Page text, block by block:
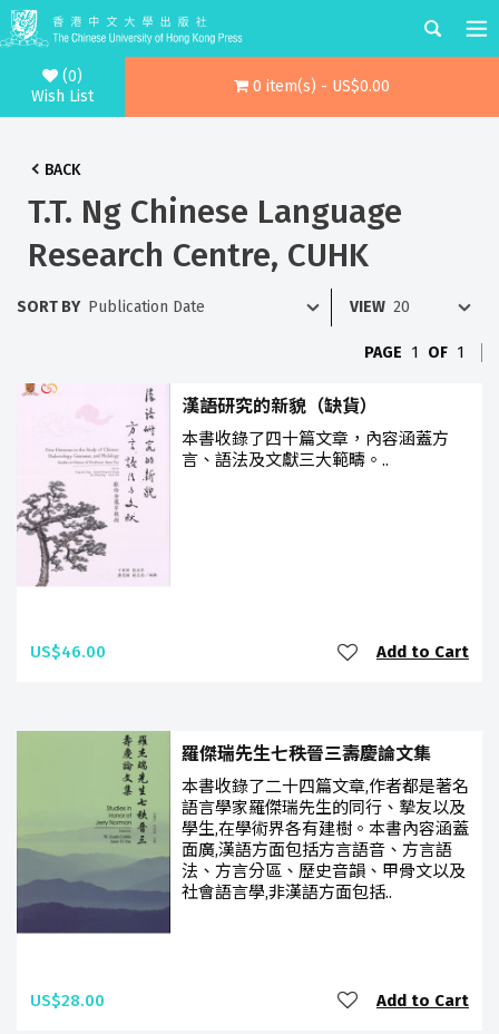
(0)
Wish List
0 item(s) - US$0.00
BACK
T.T. Ng Chinese Language
Research Centre, CUHK
SORT BY VIEW
PAGE 1 OF 1
漢語研究的新貌（缺貨）
本書收錄了四十篇文章，內容涵蓋方
言、語法及文獻三大範疇。..
US$46.00 Add to Cart
羅傑瑞先生七秩晉三壽慶論文集
本書收錄了二十四篇文章,作者都是著名
語言學家羅傑瑞先生的同行、摯友以及
學生,在學術界各有建樹。本書內容涵蓋
面廣,漢語方面包括方言語音、方言語
法、方言分區、歷史音韻、甲骨文以及
社會語言學,非漢語方面包括..
US$28.00 Add to Cart